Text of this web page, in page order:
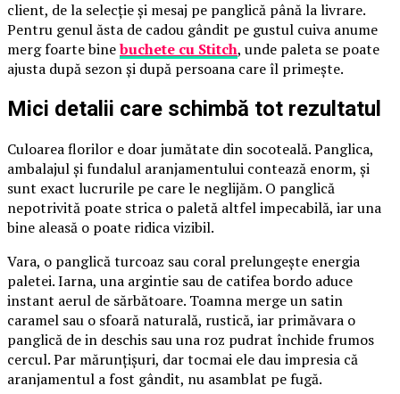
client, de la selecție și mesaj pe panglică până la livrare.
Pentru genul ăsta de cadou gândit pe gustul cuiva anume
merg foarte binebuchete cu Stitch, unde paleta se poate
ajusta după sezon și după persoana care îl primește.
Mici detalii care schimbă tot rezultatul
Culoarea florilor e doar jumătate din socoteală. Panglica,
ambalajul și fundalul aranjamentului contează enorm, și
sunt exact lucrurile pe care le neglijăm. O panglică
nepotrivită poate strica o paletă altfel impecabilă, iar una
bine aleasă o poate ridica vizibil.
Vara, o panglică turcoaz sau coral prelungește energia
paletei. Iarna, una argintie sau de catifea bordo aduce
instant aerul de sărbătoare. Toamna merge un satin
caramel sau o sfoară naturală, rustică, iar primăvara o
panglică de in deschis sau una roz pudrat închide frumos
cercul. Par mărunțișuri, dar tocmai ele dau impresia că
aranjamentul a fost gândit, nu asamblat pe fugă.